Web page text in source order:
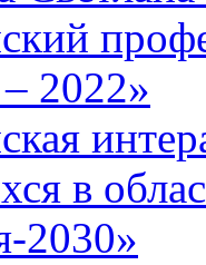
2022»
в
2030»